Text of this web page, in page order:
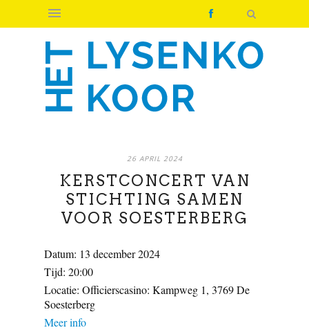
26 APRIL 2024
KERSTCONCERT VAN
STICHTING SAMEN
VOOR SOESTERBERG
Datum: 13 december 2024
Tijd: 20:00
Locatie: Officierscasino: Kampweg 1, 3769 De
Soesterberg
Meer info